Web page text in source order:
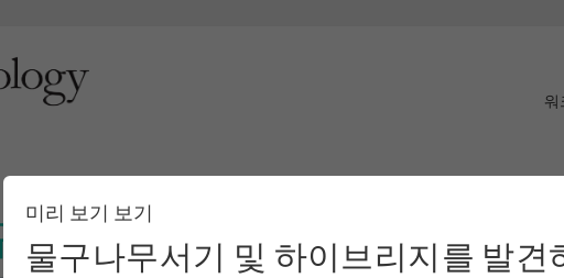
워
나무서기 및 하이브리지를 발
미리 보기 보기
물구나무서기 및 하이브리지를 발견